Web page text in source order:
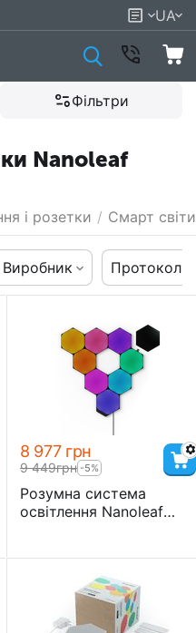
UA
Фільтри
Nanoleaf
і розетки / Смарт
Виробник Протокол
8 977 грн
9 449грн -5%
Розумна система
освітлення Nanoleaf